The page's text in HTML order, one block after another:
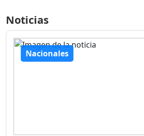
Noticias
Nacionales